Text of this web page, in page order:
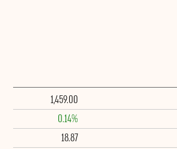
1,459.00
0.14%
18.87